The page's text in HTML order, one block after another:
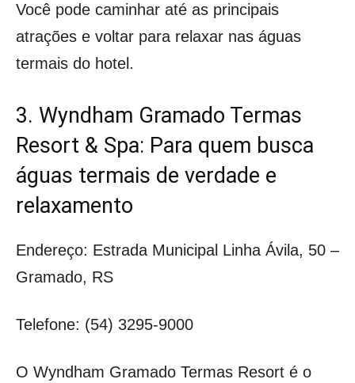
Você pode caminhar até as principais
atrações e voltar para relaxar nas águas
termais do hotel.
3. Wyndham Gramado Termas
Resort & Spa: Para quem busca
águas termais de verdade e
relaxamento
Endereço: Estrada Municipal Linha Ávila, 50 –
Gramado, RS
Telefone: (54) 3295-9000
O Wyndham Gramado Termas Resort é o